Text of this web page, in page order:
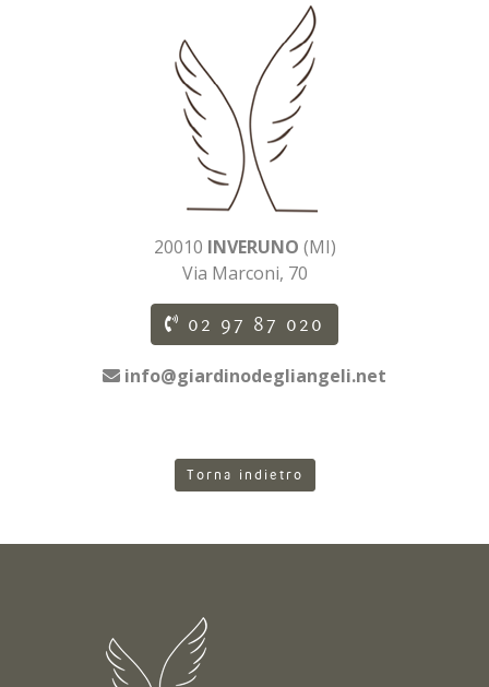
20010 INVERUNO (MI)
Via Marconi, 70
02 97 87 020
info@giardinodegliangeli.net
Torna indietro